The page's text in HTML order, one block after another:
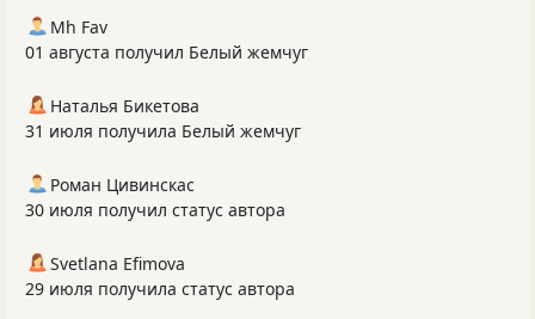
Mh Fav
01 августа получил Белый жемчуг
Наталья Бикетова
31 июля получила Белый жемчуг
Роман Цивинскас
30 июля получил статус автора
Svetlana Efimova
29 июля получила статус автора